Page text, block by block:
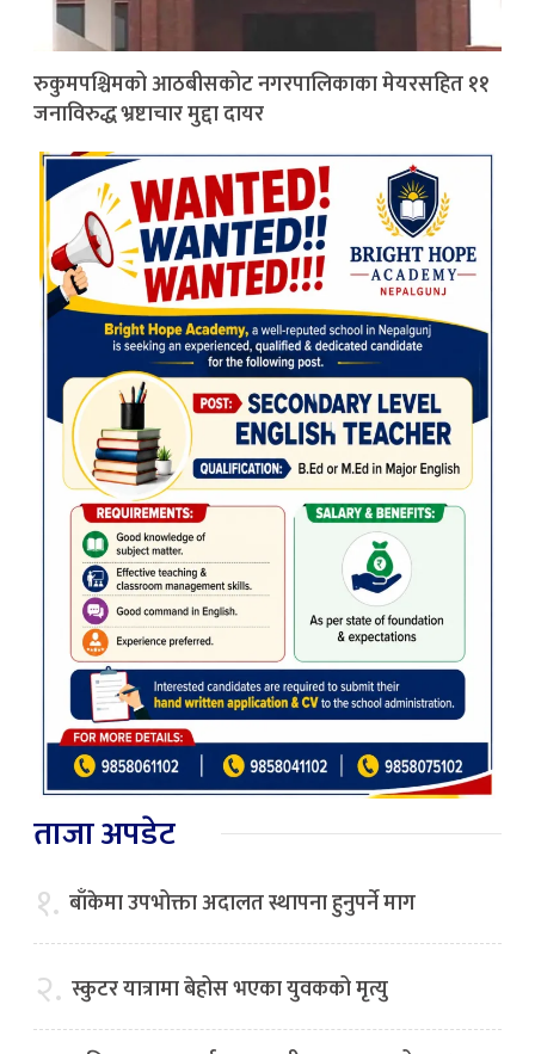
रुकुमपश्चिमको आठबीसकोट नगरपालिकाका मेयरसहित ११
जनाविरुद्ध भ्रष्टाचार मुद्दा दायर
ताजा अपडेट
१. बाँकेमा उपभोक्ता अदालत स्थापना हुनुपर्ने माग
२. स्कुटर यात्रामा बेहोस भएका युवकको मृत्यु